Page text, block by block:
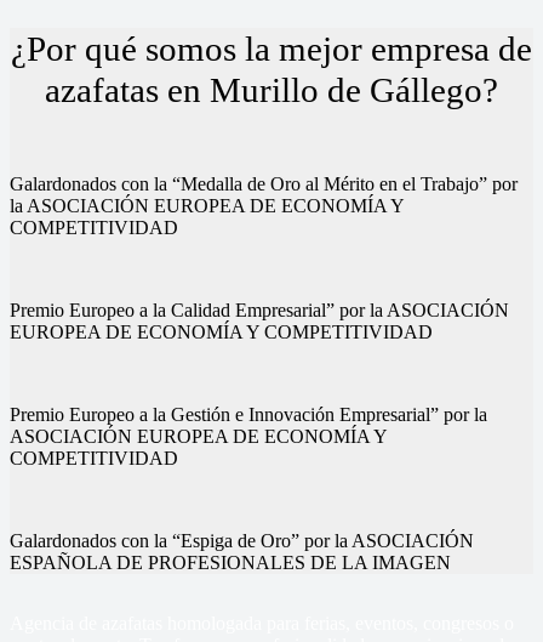
¿Por qué somos la mejor empresa de
azafatas en Murillo de Gállego?
Galardonados con la “Medalla de Oro al Mérito en el Trabajo” por
la ASOCIACIÓN EUROPEA DE ECONOMÍA Y
COMPETITIVIDAD
Premio Europeo a la Calidad Empresarial” por la ASOCIACIÓN
EUROPEA DE ECONOMÍA Y COMPETITIVIDAD
Premio Europeo a la Gestión e Innovación Empresarial” por la
ASOCIACIÓN EUROPEA DE ECONOMÍA Y
COMPETITIVIDAD
Galardonados con la “Espiga de Oro” por la ASOCIACIÓN
ESPAÑOLA DE PROFESIONALES DE LA IMAGEN